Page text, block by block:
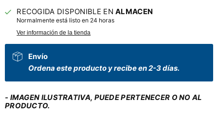
RECOGIDA DISPONIBLE ENALMACEN
Normalmente está listo en 24 horas
Ver información de la tienda
Envío
Ordena este producto y recibe en 2-3 días.
- IMAGEN ILUSTRATIVA, PUEDE PERTENECER O NO AL
PRODUCTO.